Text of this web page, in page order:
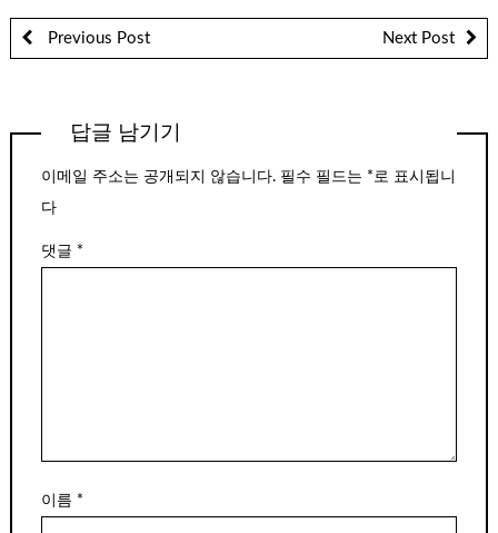
Previous Post Next Post
답글 남기기
이메일 주소는 공개되지 않습니다. 필수 필드는 *로 표시됩니
다
댓글 *
이름 *